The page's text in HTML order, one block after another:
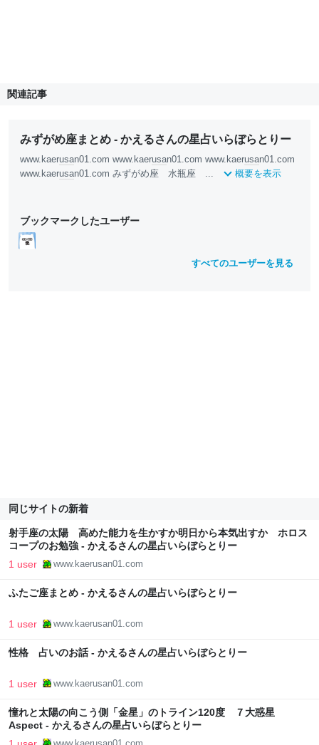
関連記事
みずがめ座まとめ - かえるさんの星占いらぼらとりー
www.kaerusan01.com www.kaerusan01.com www.kaerusan01.com
www.kaerusan01.com みずがめ座 水瓶座 ... 概要を表示
ブックマークしたユーザー
すべてのユーザーを見る
同じサイトの新着
射手座の太陽 高めた能力を生かすか明日から本気出すか ホロス
コープのお勉強 - かえるさんの星占いらぼらとりー
1 user www.kaerusan01.com
ふたご座まとめ - かえるさんの星占いらぼらとりー
1 user www.kaerusan01.com
性格 占いのお話 - かえるさんの星占いらぼらとりー
1 user www.kaerusan01.com
憧れと太陽の向こう側「金星」のトライン120度 ７大惑星
Aspect - かえるさんの星占いらぼらとりー